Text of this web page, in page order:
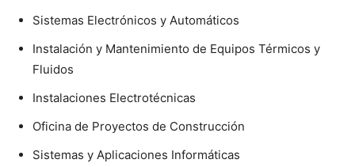
Sistemas Electrónicos y Automáticos
Instalación y Mantenimiento de Equipos Térmicos y
Fluidos
Instalaciones Electrotécnicas
Oficina de Proyectos de Construcción
Sistemas y Aplicaciones Informáticas